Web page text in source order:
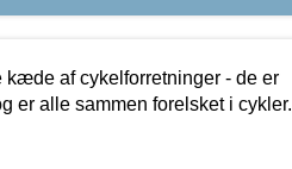
af cykelforretninger - de er
er alle sammen forelsket i cykler.